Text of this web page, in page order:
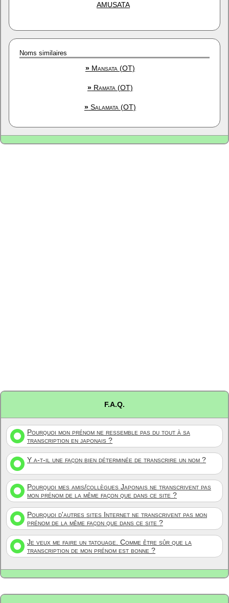
AMUSATA
Noms similaires
»Mansata (OT)
»Ramata (OT)
»Salamata (OT)
F.A.Q.
Pourquoi mon prénom ne ressemble pas du tout à sa
transcription en japonais ?
Y a-t-il une façon bien déterminée de transcrire un nom ?
Pourquoi mes amis/collègues Japonais ne transcrivent pas
mon prénom de la même façon que dans ce site ?
Pourquoi d'autres sites Internet ne transcrivent pas mon
prénom de la même façon que dans ce site ?
Je veux me faire un tatouage. Comme être sûr que la
transcription de mon prénom est bonne ?